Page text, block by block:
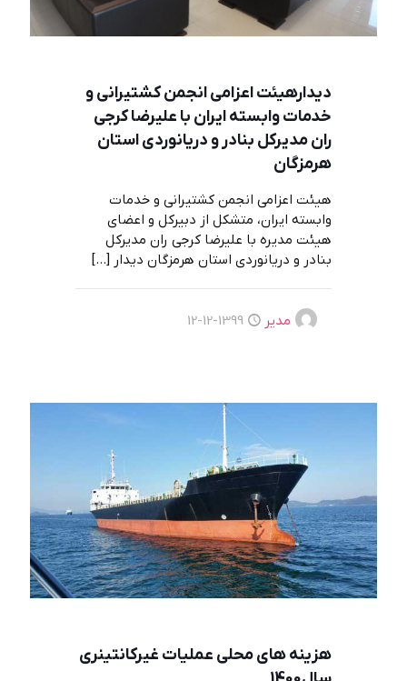
دیدارهیئت اعزامی انجمن کشتیرانی و
خدمات وابسته ایران با علیرضا کرجی
ران مدیرکل بنادر و دریانوردی استان
هرمزگان
هیئت اعزامی انجمن کشتیرانی و خدمات
وابسته ایران، متشکل از دبیرکل و اعضای
هیئت مدیره با علیرضا کرجی ران مدیرکل
بنادر و دریانوردی استان هرمزگان دیدار […]
مدیر 1399-12-12
هزینه های محلی عملیات غیرکانتینری